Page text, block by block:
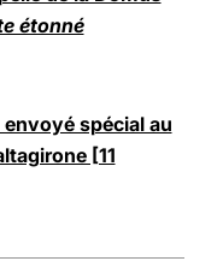
étonné
spécial au
[11